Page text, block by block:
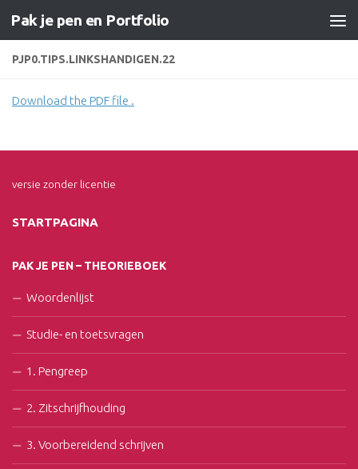
Doorgaan naar inhoud
Pak je pen en Portfolio
PJP0.TIPS.LINKSHANDIGEN.22
Download the PDF file .
versie zonder licentie
STARTPAGINA
PAK JE PEN – THEORIEBOEK
Woordenlijst
Studie- en toetsvragen
1. Pengreep
2. Zitschrijfhouding
3. Voorbereidend schrijven